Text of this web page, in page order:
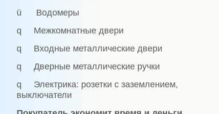
ü Водомеры
q Межкомнатные двери
q Входные металлические двери
q Дверные металлические ручки
q Электрика: розетки с заземлением,
выключатели